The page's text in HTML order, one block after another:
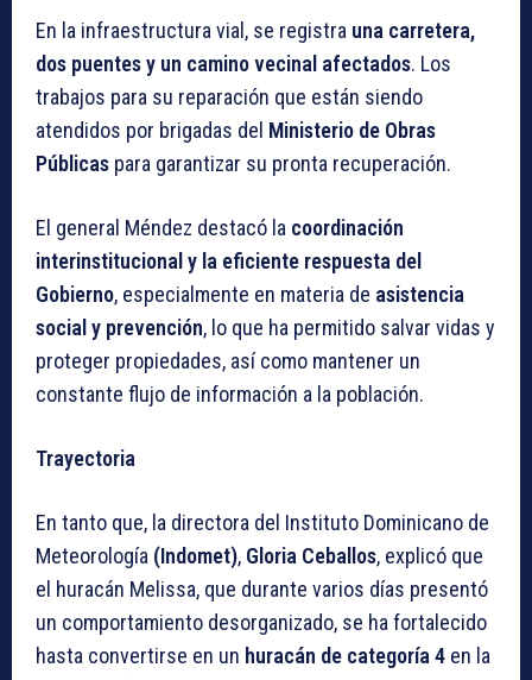
En la infraestructura vial, se registra una carretera,
dos puentes y un camino vecinal afectados. Los
trabajos para su reparación que están siendo
atendidos por brigadas del Ministerio de Obras
Públicas para garantizar su pronta recuperación.
El general Méndez destacó la coordinación
interinstitucional y la eficiente respuesta del
Gobierno, especialmente en materia de asistencia
social y prevención, lo que ha permitido salvar vidas y
proteger propiedades, así como mantener un
constante flujo de información a la población.
Trayectoria
En tanto que, la directora del Instituto Dominicano de
Meteorología (Indomet), Gloria Ceballos, explicó que
el huracán Melissa, que durante varios días presentó
un comportamiento desorganizado, se ha fortalecido
hasta convertirse en un huracán de categoría 4 en la